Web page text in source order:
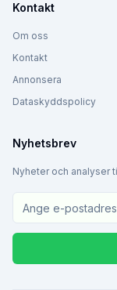
Kontakt
Om oss
Kontakt
Annonsera
Dataskyddspolicy
Nyhetsbrev
Nyheter och analyser